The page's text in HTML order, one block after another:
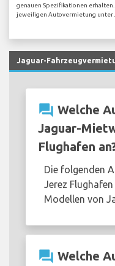
genauen Spezifikationen
jeweiligen Autovermietung unter
Jaguar-
question_answer Welche
Jaguar-
Flughafen
Die folgenden
Jerez
Modellen von
question_answer Welche